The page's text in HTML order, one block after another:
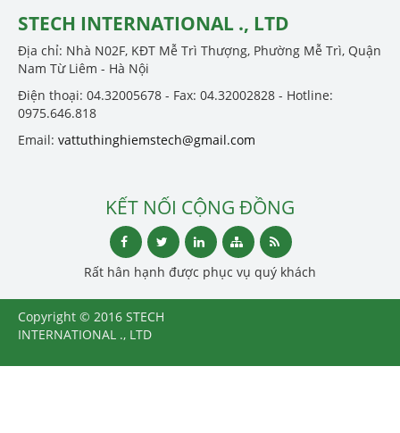
STECH INTERNATIONAL ., LTD
Địa chỉ: Nhà N02F, KĐT Mễ Trì Thượng, Phường Mễ Trì, Quận
Nam Từ Liêm - Hà Nội
Điện thoại: 04.32005678 - Fax: 04.32002828 - Hotline:
0975.646.818
Email: vattuthinghiemstech@gmail.com
KẾT NỐI CỘNG ĐỒNG
Rất hân hạnh được phục vụ quý khách
Copyright © 2016 STECH
INTERNATIONAL ., LTD